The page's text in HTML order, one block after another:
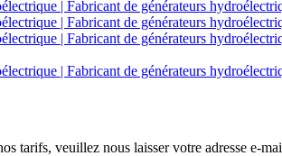
tarifs, veuillez nous laisser votre adresse e-